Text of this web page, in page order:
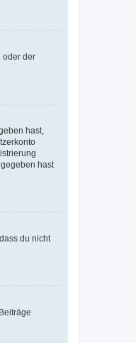
oder der
hast,
hast
du nicht